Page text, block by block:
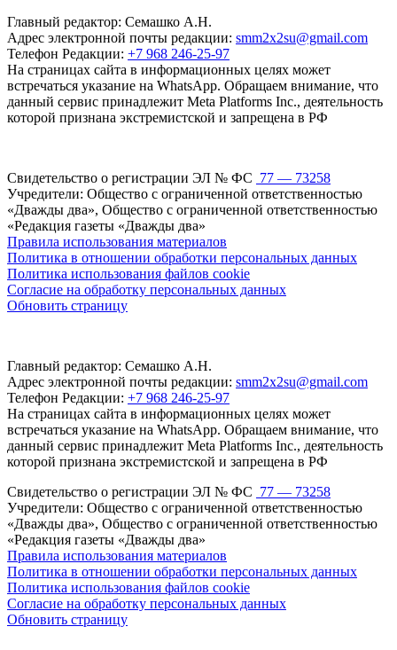
Главный редактор: Семашко А.Н.
Адрес электронной почты редакции: smm2x2su@gmail.com
Телефон Редакции: +7 968 246-25-97
На страницах сайта в информационных целях может
встречаться указание на WhatsApp. Обращаем внимание, что
данный сервис принадлежит Meta Platforms Inc., деятельность
которой признана экстремистской и запрещена в РФ
Свидетельство о регистрации ЭЛ № ФС 77 — 73258
Учредители: Общество с ограниченной ответственностью
«Дважды два», Общество с ограниченной ответственностью
«Редакция газеты «Дважды два»
Правила использования материалов
Политика в отношении обработки персональных данных
Политика использования файлов cookie
Согласие на обработку персональных данных
Обновить страницу
Главный редактор: Семашко А.Н.
Адрес электронной почты редакции: smm2x2su@gmail.com
Телефон Редакции: +7 968 246-25-97
На страницах сайта в информационных целях может
встречаться указание на WhatsApp. Обращаем внимание, что
данный сервис принадлежит Meta Platforms Inc., деятельность
которой признана экстремистской и запрещена в РФ
Свидетельство о регистрации ЭЛ № ФС 77 — 73258
Учредители: Общество с ограниченной ответственностью
«Дважды два», Общество с ограниченной ответственностью
«Редакция газеты «Дважды два»
Правила использования материалов
Политика в отношении обработки персональных данных
Политика использования файлов cookie
Согласие на обработку персональных данных
Обновить страницу